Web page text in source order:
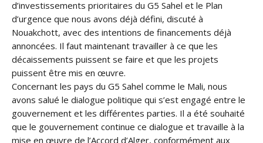
d’investissements prioritaires du G5 Sahel et le Plan
d’urgence que nous avons déjà défini, discuté à
Nouakchott, avec des intentions de financements déjà
annoncées. Il faut maintenant travailler à ce que les
décaissements puissent se faire et que les projets
puissent être mis en œuvre.
Concernant les pays du G5 Sahel comme le Mali, nous
avons salué le dialogue politique qui s’est engagé entre le
gouvernement et les différentes parties. Il a été souhaité
que le gouvernement continue ce dialogue et travaille à la
mise en œuvre de l’Accord d’Alger, conformément aux